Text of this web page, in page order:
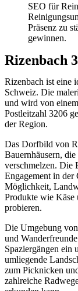
SEO für
Präsenz zu
gewinnen.
Rizenbach
Rizenbach ist eine
Schweiz. Die
und wird von
Postleitzahl 3206
der Region.
Das Dorfbild von
Bauernhäusern,
verschmelzen. Die
Engagement in der
Möglichkeit,
Produkte wie Käse
probieren.
Die Umgebung
und
Spaziergängen ein
umliegende
zum Picknicken
zahlreiche